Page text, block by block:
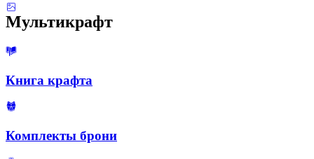
Мультикрафт
Книга крафта
Комплекты брони